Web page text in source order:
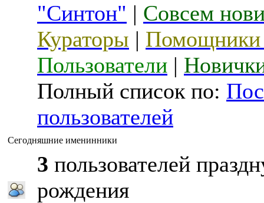
"Синтон" | Совсем
Кураторы | Помощники
Пользователи |
Полный список по:
пользователей
Сегодняшние именинники
3 пользователей
рождения